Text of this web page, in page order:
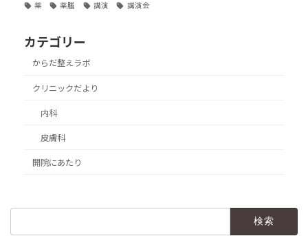
薬 薬膳 講演 講演会
カテゴリー
からだ整えラボ
クリニックだより
内科
皮膚科
開院にあたり